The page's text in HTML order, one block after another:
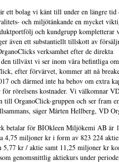
ett bolag vi känt till under en längre tid
och miljötänkande en mycket
och kundgrupp kompletterar
även ett substantiellt tillskott av
verksamhet efter de direkta
tillväxt vi ser inom våra befintliga
efter förvärvet, kommer att nå
och därmed inte ha behov om extra
för rörelsens kostnader. Vi välkomnar
till OrganoClick-gruppen och ser fram
säger Mårten Hellberg, VD
betalar för BIOkleen Miljökemi AB är
4,75 miljoner kr i form av 823 224
5,77 kr / aktie samt 11,25 miljoner kr
genomsnittlig aktiekurs under